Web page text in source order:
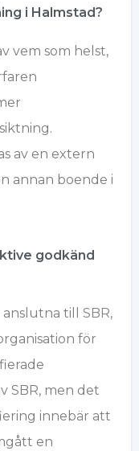
i Halmstad?
vem som helst,
av en extern
annan boende i
godkänd
till SBR,
för
SBR, men det
innebär att
en